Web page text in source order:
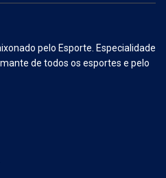
pelo Esporte. Especialidade
de todos os esportes e pelo